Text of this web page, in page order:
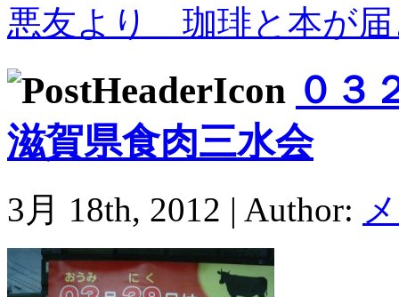
悪友より 珈琲と本が届
０３
滋賀県食肉三水会
3月 18th, 2012 | Author: